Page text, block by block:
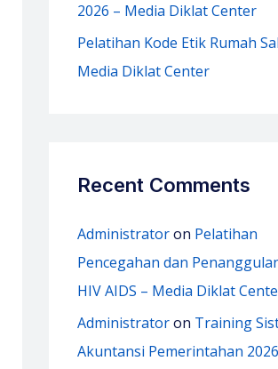
2026 – Media Diklat Center
Pelatihan Kode Etik Rumah
Media Diklat Center
Recent Comments
Administratoron Pelatihan
Pencegahan dan
HIV AIDS – Media Diklat
Administratoron Training
Akuntansi Pemerintahan